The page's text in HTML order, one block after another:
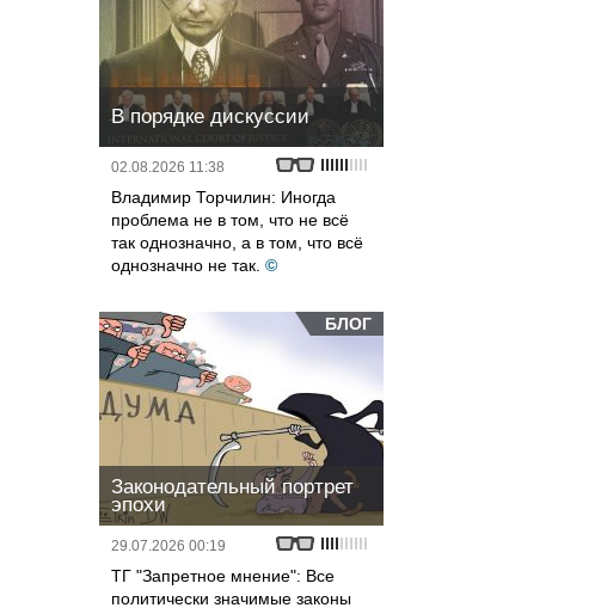
В порядке дискуссии
02.08.2026 11:38
Владимир Торчилин: Иногда
проблема не в том, что не всё
так однозначно, а в том, что всё
однозначно не так. ©
БЛОГ
Законодательный портрет
эпохи
29.07.2026 00:19
ТГ "Запретное мнение": Все
политически значимые законы